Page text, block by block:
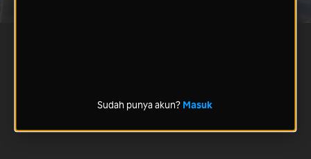
Sudah punya akun? Masuk